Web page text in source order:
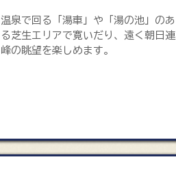
温泉で回る「湯車」や「湯の池」のあ
る芝生エリアで寛いだり、遠く朝日連
峰の眺望を楽しめます。